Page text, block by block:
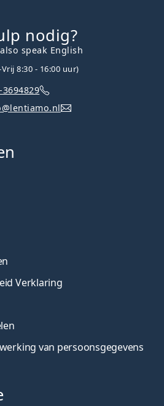
nodig?
speak English
8:30 - 16:00 uur)
3694829
Verklaring
van persoonsgegevens